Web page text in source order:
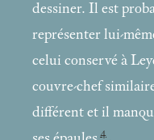
dessiner. Il est
représenter lui-
celui conservé à
couvre-chef
différent et il
4